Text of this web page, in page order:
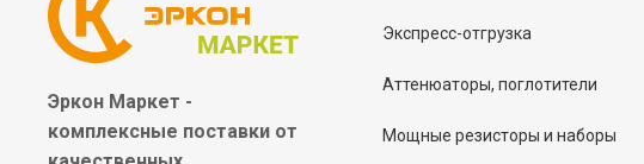
Эркон Маркет -
комплексные поставки от
Экспресс-отгрузка
Аттенюаторы, поглотители
Мощные резисторы и наборы